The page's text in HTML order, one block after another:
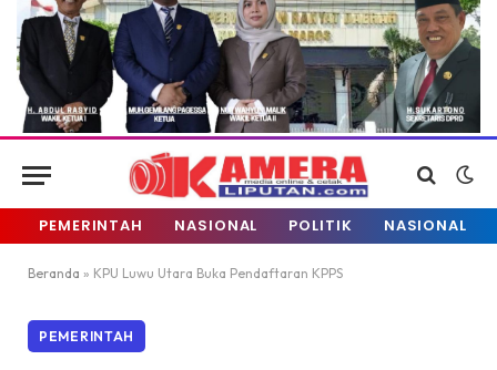
PEMERINTAH NASIONAL POLITIK NASIONAL
Beranda » KPU Luwu Utara Buka Pendaftaran KPPS
PEMERINTAH